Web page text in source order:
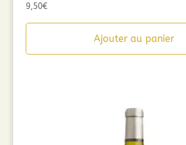
9,50€
Ajouter au panier